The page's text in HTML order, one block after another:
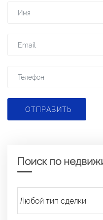
ОТПРАВИТЬ
Поиск по